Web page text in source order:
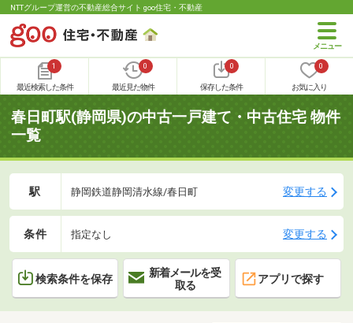
NTTグループ運営の不動産総合サイト goo住宅・不動産
1
最近検索した条件
0
最近見た物件
0
保存した条件
0
お気に入り
春日町駅(静岡県)の中古一戸建て・中古住宅 物件
一覧
駅 静岡鉄道静岡清水線/春日町 変更する
条件 指定なし 変更する
検索条件を保存
新着メールを受
取る
アプリで探す